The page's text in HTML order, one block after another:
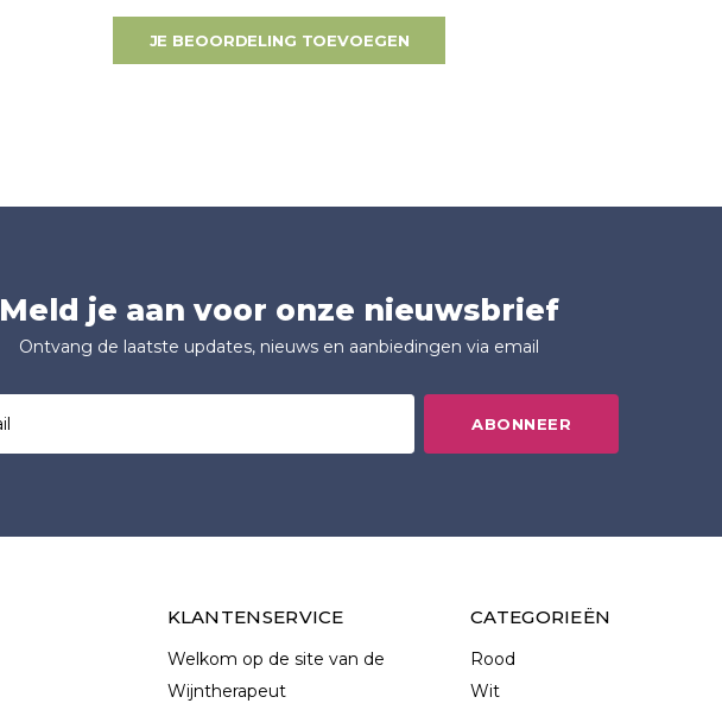
JE BEOORDELING TOEVOEGEN
Meld je aan voor onze nieuwsbrief
Ontvang de laatste updates, nieuws en aanbiedingen via email
ABONNEER
KLANTENSERVICE
Welkom op de site van de
Wijntherapeut
CATEGORIEËN
Rood
Wit